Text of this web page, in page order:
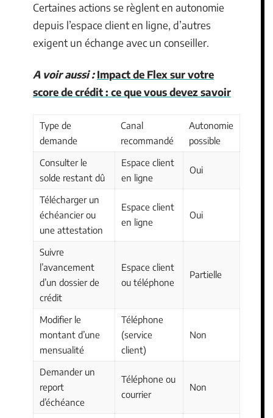
Certaines actions se règlent en autonomie
depuis l’espace client en ligne, d’autres
exigent un échange avec un conseiller.
A voir aussi : Impact de Flex sur votre
score de crédit : ce que vous devez savoir
Type de
demande
Canal
recommandé
Autonomie
possible
Consulter le
solde restant dû
Espace client
en ligne
Oui
Télécharger un
échéancier ou
une attestation
Espace client
en ligne
Oui
Suivre
l’avancement
d’un dossier de
crédit
Espace client
ou téléphone
Partielle
Modifier le
montant d’une
mensualité
Téléphone
(service
client)
Non
Demander un
report
d’échéance
Téléphone ou
courrier
Non